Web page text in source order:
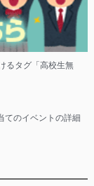
るタグ「高校生無
てのイベントの詳細